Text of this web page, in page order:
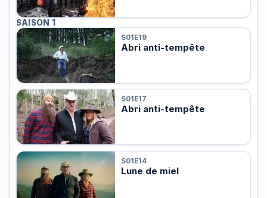
SAISON 1
S01E19
Abri anti-tempête
S01E17
Abri anti-tempête
S01E14
Lune de miel